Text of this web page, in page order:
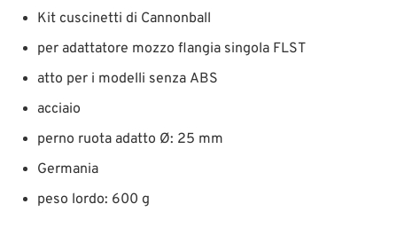
Kit cuscinetti di Cannonball
per adattatore mozzo flangia singola FLST
atto per i modelli senza ABS
acciaio
perno ruota adatto Ø: 25 mm
Germania
peso lordo: 600 g